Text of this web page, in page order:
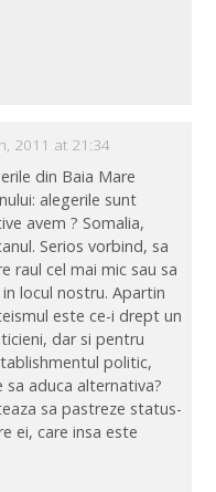
2011 at 21:34
din Baia Mare
alegerile sunt
avem ? Somalia,
Serios vorbind, sa
raul cel mai mic sau sa
locul nostru. Apartin
este ce-i drept un
dar si pentru
politic,
sa aduca alternativa?
sa pastreze status-
ei, care insa este